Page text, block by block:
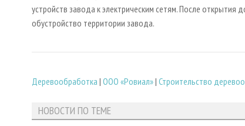
устройств завода к электрическим сетям. После открытия
обустройство территории завода.
Деревообработка | ООО «Ровиал»| Строительство
НОВОСТИ ПО ТЕМЕ